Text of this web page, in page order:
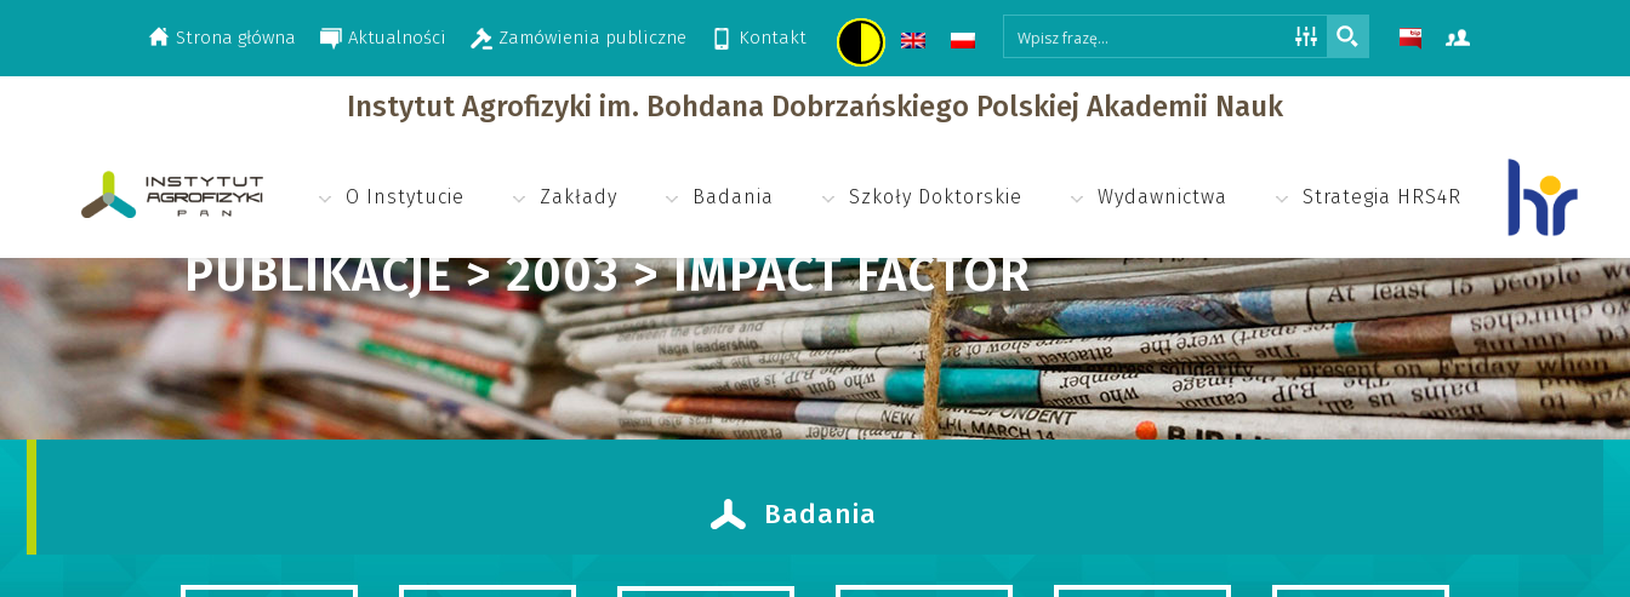
Strona główna Aktualności Zamówienia publiczne Kontakt
Instytut Agrofizyki im. Bohdana Dobrzańskiego Polskiej Akademii Nauk
O Instytucie Zakłady Badania Szkoły Doktorskie Wydawnictwa Strategia HRS4R
PUBLIKACJE > 2003 > IMPACT FACTOR
>Publikacje>2003>Impact Factor
Badania